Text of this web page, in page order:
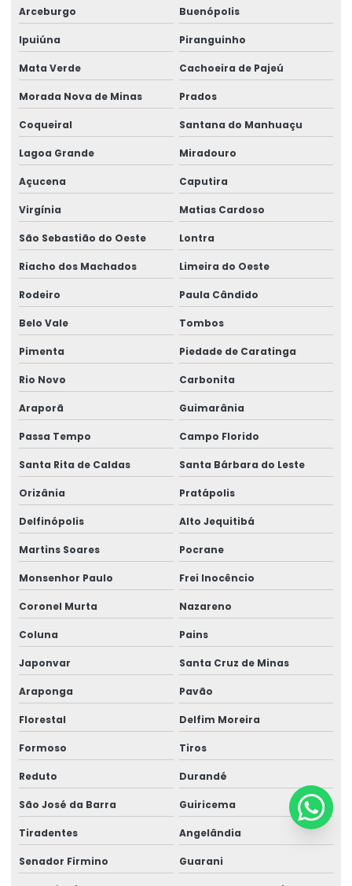
Arceburgo Buenópolis
Ipuiúna Piranguinho
Mata Verde Cachoeira de Pajeú
Morada Nova de Minas Prados
Coqueiral Santana do Manhuaçu
Lagoa Grande Miradouro
Açucena Caputira
Virgínia Matias Cardoso
São Sebastião do Oeste Lontra
Riacho dos Machados Limeira do Oeste
Rodeiro Paula Cândido
Belo Vale Tombos
Pimenta Piedade de Caratinga
Rio Novo Carbonita
Araporã Guimarânia
Passa Tempo Campo Florido
Santa Rita de Caldas Santa Bárbara do Leste
Orizânia Pratápolis
Delfinópolis Alto Jequitibá
Martins Soares Pocrane
Monsenhor Paulo Frei Inocêncio
Coronel Murta Nazareno
Coluna Pains
Japonvar Santa Cruz de Minas
Araponga Pavão
Florestal Delfim Moreira
Formoso Tiros
Reduto Durandé
São José da Barra Guiricema
Tiradentes Angelândia
Senador Firmino Guarani